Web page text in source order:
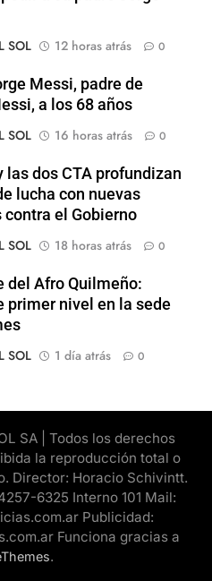
SOL
12 horas atrás 0
Messi, padre de
a los 68 años
SOL
16 horas atrás 0
las dos CTA profundizan
lucha con nuevas
contra el Gobierno
SOL
18 horas atrás 0
del Afro Quilmeño:
primer nivel en la sede
SOL
1 día atrás 0
SA | Todos los derechos
la reproducción total o
Director: Horacio Schivintt.
6325 Interno 101 Mail:
Publicidad:
Funciona gracias a
.